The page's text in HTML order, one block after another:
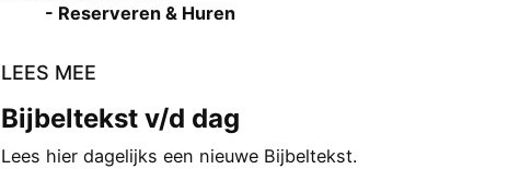
- Reserveren & Huren
LEES MEE
Bijbeltekst v/d dag
Lees hier dagelijks een nieuwe Bijbeltekst.